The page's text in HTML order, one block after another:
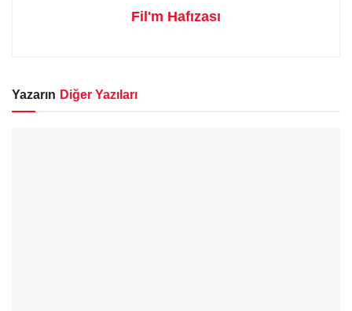
Fil'm Hafızası
Yazarın Diğer Yazıları